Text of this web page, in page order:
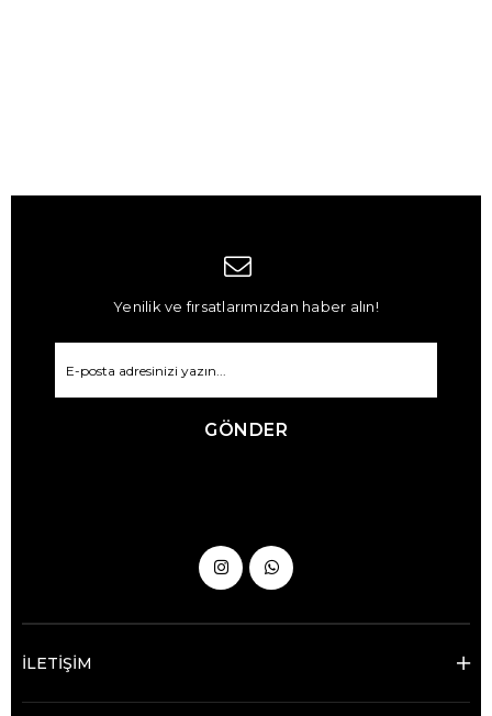
Yenilik ve fırsatlarımızdan haber alın!
GÖNDER
İLETİŞİM